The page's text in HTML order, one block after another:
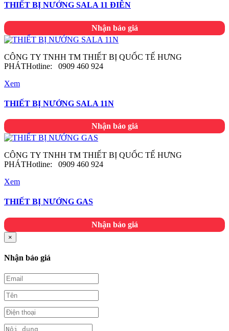
THIẾT BỊ NƯỚNG SALA 11 ĐIÊN
Nhận báo giá
CÔNG TY TNHH TM THIẾT BỊ QUỐC TẾ HƯNG
PHÁTHotline: 0909 460 924
Xem
THIẾT BỊ NƯỚNG SALA 11N
Nhận báo giá
CÔNG TY TNHH TM THIẾT BỊ QUỐC TẾ HƯNG
PHÁTHotline: 0909 460 924
Xem
THIẾT BỊ NƯỚNG GAS
Nhận báo giá
×
Nhận báo giá